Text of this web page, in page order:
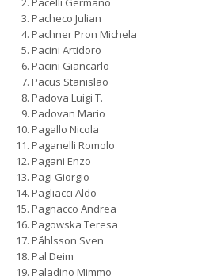
Pacheco Julian
Pachner Pron Michela
Pacini Artidoro
Pacini Giancarlo
Pacus Stanislao
Padova Luigi T.
Padovan Mario
Pagallo Nicola
Paganelli Romolo
Pagani Enzo
Pagi Giorgio
Pagliacci Aldo
Pagnacco Andrea
Pagowska Teresa
Påhlsson Sven
Pal Deim
Paladino Mimmo